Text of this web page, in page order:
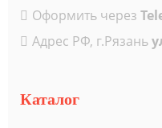
Оформить через
Адрес РФ, г.Рязань
Каталог